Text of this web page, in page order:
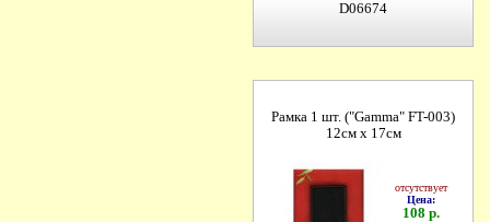
D06674
Рамка 1 шт. ("Gamma" FT-003)
12см х 17см
отсутствует
Цена:
108 р.